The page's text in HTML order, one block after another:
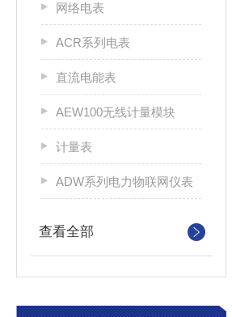
网络电表
ACR系列电表
直流电能表
AEW100无线计量模块
计量表
ADW系列电力物联网仪表
查看全部